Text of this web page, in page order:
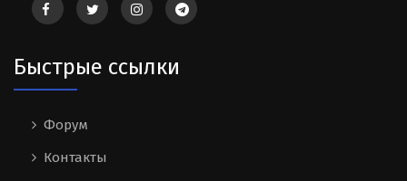
Быстрые ссылки
Форум
Контакты